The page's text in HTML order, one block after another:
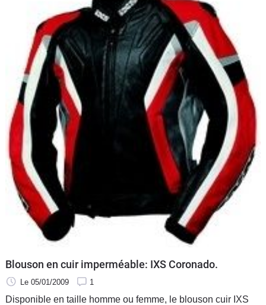
Blouson en cuir imperméable: IXS Coronado.
Le 05/01/2009 1
Disponible en taille homme ou femme, le blouson cuir IXS